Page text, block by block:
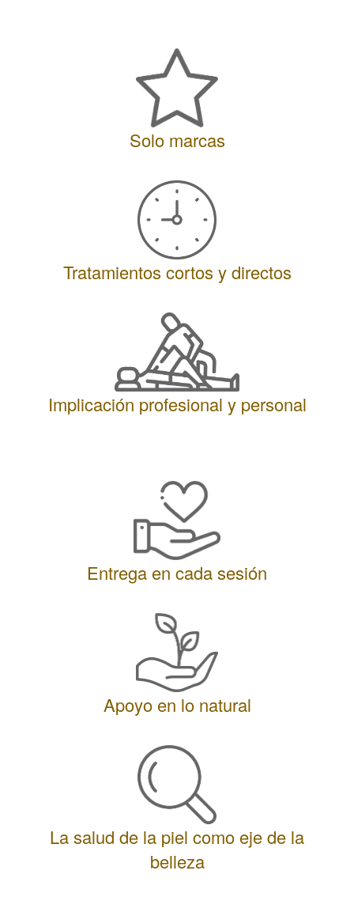
Solo marcas
Tratamientos cortos y directos
Implicación profesional y personal
Entrega en cada sesión
Apoyo en lo natural
La salud de la piel como eje de la
belleza